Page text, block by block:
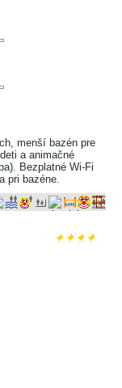
menší bazén pre
a animačné
Bezplatné Wi-Fi
pri bazéne.